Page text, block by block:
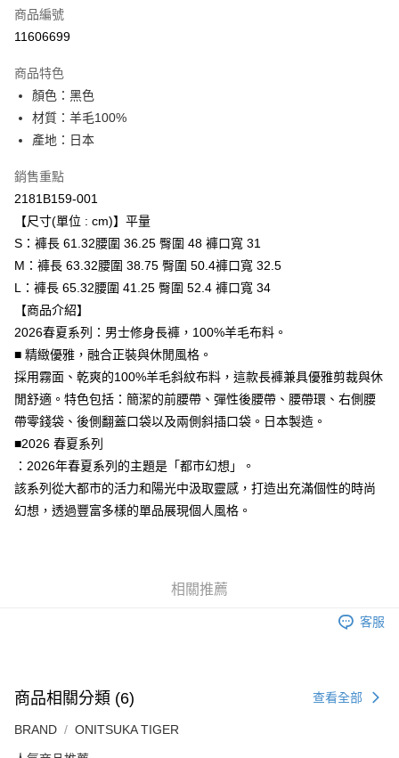
超商取貨付款
運送方式
全家取貨付款
每筆NT$80，滿NT$6,000(含以上)免運費
萊爾富取貨付款
每筆NT$80，滿NT$6,000(含以上)免運費
付款後萊爾富取貨
每筆NT$80，滿NT$6,000(含以上)免運費
7-11取貨付款
每筆NT$80，滿NT$6,000(含以上)免運費
付款後7-11取貨
每筆NT$80，滿NT$6,000(含以上)免運費
宅配
每筆NT$120，滿NT$6,000(含以上)免運費
商品編號
11606699
商品特色
顏色：黑色
材質：羊毛100%
產地：日本
銷售重點
2181B159-001
【尺寸(單位 : cm)】平量
S：褲長 61.32腰圍 36.25 臀圍 48 褲口寬 31
M：褲長 63.32腰圍 38.75 臀圍 50.4褲口寬 32.5
L：褲長 65.32腰圍 41.25 臀圍 52.4 褲口寬 34
【商品介紹】
2026春夏系列：男士修身長褲，100%羊毛布料。
■ 精緻優雅，融合正裝與休閒風格。
採用霧面、乾爽的100%羊毛斜紋布料，這款長褲兼具優雅剪裁與休
閒舒適。特色包括：簡潔的前腰帶、彈性後腰帶、腰帶環、右側腰
帶零錢袋、後側翻蓋口袋以及兩側斜插口袋。日本製造。
■2026 春夏系列
：2026年春夏系列的主題是「都市幻想」。
該系列從大都市的活力和陽光中汲取靈感，打造出充滿個性的時尚
幻想，透過豐富多樣的單品展現個人風格。
相關推薦
客服
商品相關分類 (6) 查看全部
BRAND ONITSUKA TIGER